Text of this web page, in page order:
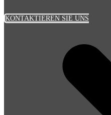
KONTAKTIEREN SIE UNS